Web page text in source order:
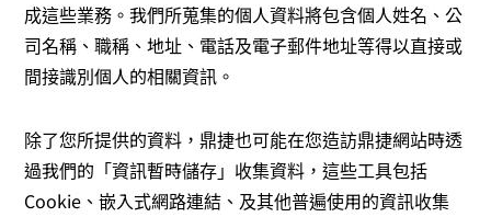
成這些業務。我們所蒐集的個人資料將包含個人姓名、公
司名稱、職稱、地址、電話及電子郵件地址等得以直接或
間接識別個人的相關資訊。
除了您所提供的資料，鼎捷也可能在您造訪鼎捷網站時透
過我們的「資訊暫時儲存」收集資料，這些工具包括
Cookie、嵌入式網路連結、及其他普遍使用的資訊收集